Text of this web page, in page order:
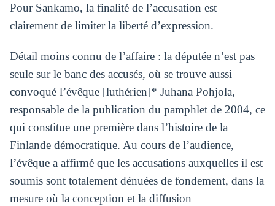
Pour Sankamo, la finalité de l’accusation est
clairement de limiter la liberté d’expression.
Détail moins connu de l’affaire : la députée n’est pas
seule sur le banc des accusés, où se trouve aussi
convoqué l’évêque [luthérien]* Juhana Pohjola,
responsable de la publication du pamphlet de 2004, ce
qui constitue une première dans l’histoire de la
Finlande démocratique. Au cours de l’audience,
l’évêque a affirmé que les accusations auxquelles il est
soumis sont totalement dénuées de fondement, dans la
mesure où la conception et la diffusion